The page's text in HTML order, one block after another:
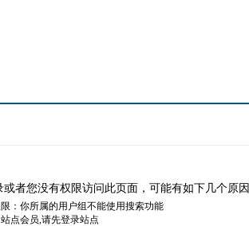
或者您没有权限访问此页面，可能有如下几个原因
：你所属的用户组不能使用搜索功能
点会员,请先登录站点